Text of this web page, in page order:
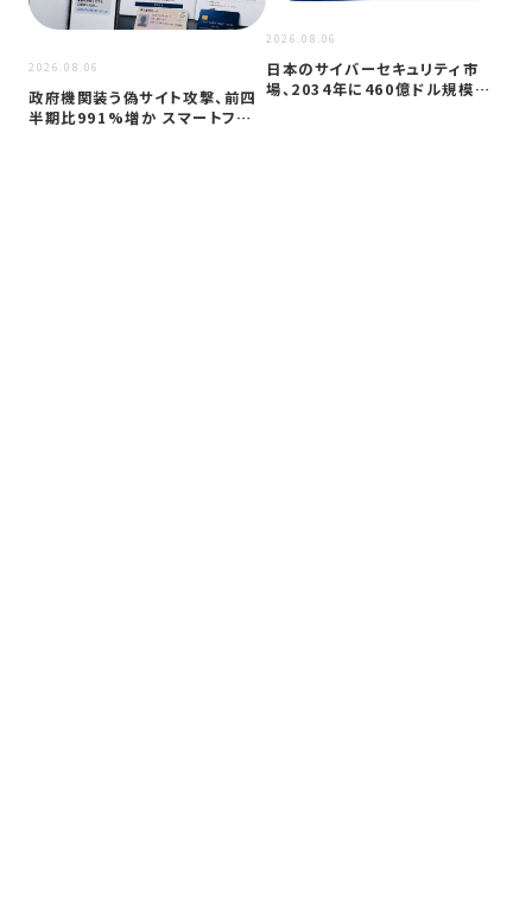
2026.08.06
政府機関装う偽サイト攻撃、前四
半期比991%増か スマートフォン
2026.08.06
日本のサイバーセキュリティ市
場、2034年に460億ドル規模へ